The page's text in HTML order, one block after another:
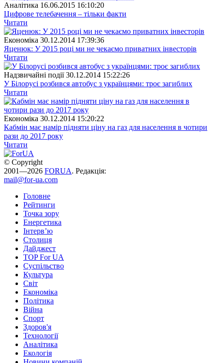
Аналітика 16.06.2015 16:10:20
Цифрове телебачення – тільки факти
Читати
Економіка 30.12.2014 17:39:36
Яценюк: У 2015 році ми не чекаємо приватних інвесторів
Читати
Надзвичайні події 30.12.2014 15:22:26
У Білорусі розбився автобус з українцями: троє загиблих
Читати
Економіка 30.12.2014 15:20:22
Кабмін має намір підняти ціну на газ для населення в чотири
рази до 2017 року
Читати
© Copyright
2001—2026 FORUA. Редакція:
mail@for-ua.com
Головне
Рейтинги
Точка зору
Енергетика
Інтерв’ю
Столиця
Дайджест
TOP For UA
Суспiльство
Культура
Світ
Економіка
Політика
Війна
Спорт
Здоров'я
Технології
Аналітика
Екологія